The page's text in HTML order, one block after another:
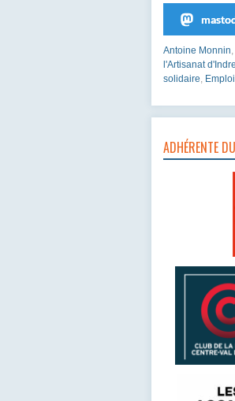
Antoine Monnin,
l'Artisanat
solidaire, Emploi
ADHÉRENTE DU